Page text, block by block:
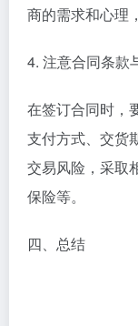
商的需求和心理
4. 注意合同条款
在签订合同时，
支付方式、交货
交易风险，采取
保险等。
四、总结